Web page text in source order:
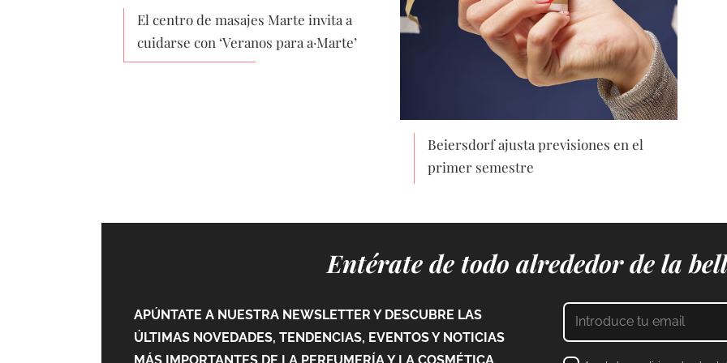
El centro de masajes Marte invita a
cuidarse con ‘Veranos para a·Marte’
Beiersdorf ajusta previsiones en el
primer semestre
Entérate de todo alrededor de la
APÚNTATE A NUESTRA NEWSLETTER Y DESCUBRE LAS
ÚLTIMAS NOVEDADES, TENDENCIAS, EVENTOS Y NOTICIAS